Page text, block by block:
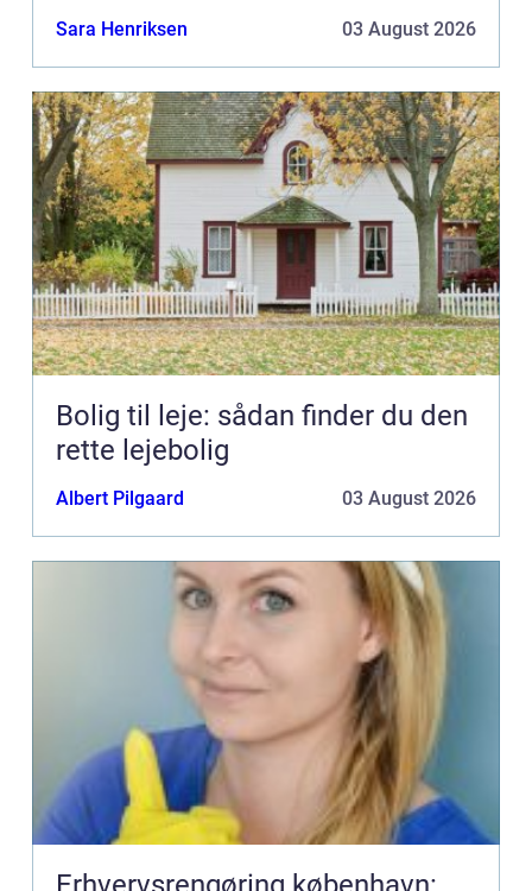
Sara Henriksen 03 August 2026
Bolig til leje: sådan finder du den
rette lejebolig
Albert Pilgaard 03 August 2026